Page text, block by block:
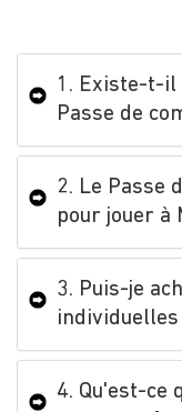
1. Existe-t-il
Passe de
2. Le Passe
pour jouer à
3. Puis-je
individuelles
4. Qu'est-ce